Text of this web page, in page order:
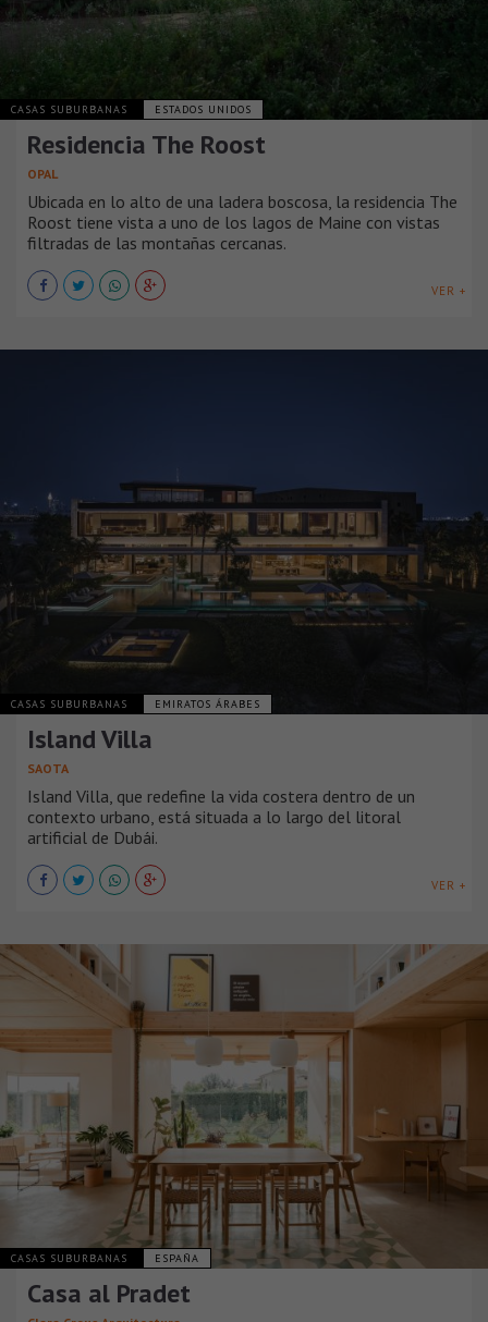
CASAS SUBURBANAS ESTADOS UNIDOS
Residencia The Roost
OPAL
Ubicada en lo alto de una ladera boscosa, la residencia The
Roost tiene vista a uno de los lagos de Maine con vistas
filtradas de las montañas cercanas.
VER +
CASAS SUBURBANAS EMIRATOS ÁRABES
Island Villa
SAOTA
Island Villa, que redefine la vida costera dentro de un
contexto urbano, está situada a lo largo del litoral
artificial de Dubái.
VER +
CASAS SUBURBANAS ESPAÑA
Casa al Pradet